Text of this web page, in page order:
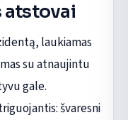
atstovai
laukiamas
su atnaujintu
gale.
švaresni